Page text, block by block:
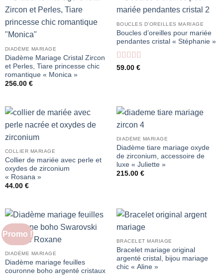
DIADÈME MARIAGE
Diadème Mariage Cristal Zircon
et Perles, Tiare princesse chic
romantique « Monica »
256.00 €
BOUCLES D'OREILLES MARIAGE
Boucles d’oreilles pour mariée
pendantes cristal « Stéphanie »
Note5sur 5
59.00 €
COLLIER MARIAGE
Collier de mariée avec perle et
oxydes de zirconium
« Rosana »
44.00 €
DIADÈME MARIAGE
Diadème tiare mariage oxyde
de zirconium, accessoire de
luxe « Juliette »
215.00 €
Promo !
DIADÈME MARIAGE
Diadème mariage feuilles
couronne boho argenté cristaux
BRACELET MARIAGE
Bracelet mariage original
argenté cristal, bijou mariage
chic « Aline »